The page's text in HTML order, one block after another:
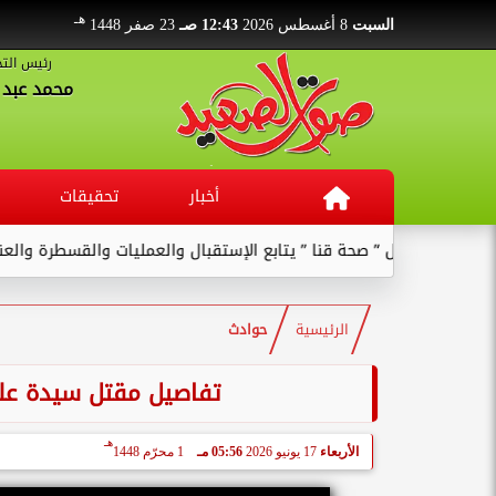
السبت 12:43 صـ 23 صفر 1448 هـ
رئيس
محمد عبد
أخبار
تحقيقات
وكيل ” صحة قنا ” يتابع الإستقبال والعمليات والقسطرة والعنايات
الرئيسية حوادث
تفاصيل مقتل سيدة
الأربعاء 17 يونيو 2026 05:56 مـ 1 محرّم 1448
هـ